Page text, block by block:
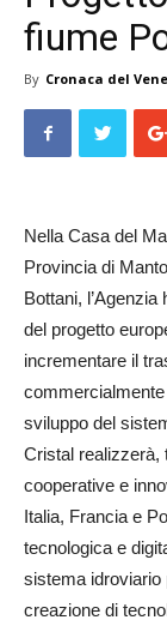
fiume
By Cronaca del
Nella Casa del
Provincia di
Bottani,
del progetto
incrementare il
sviluppo del
Cristal realizzerà,
cooperative e
Italia, Francia e
tecnologica e
sistema idroviario
creazione di